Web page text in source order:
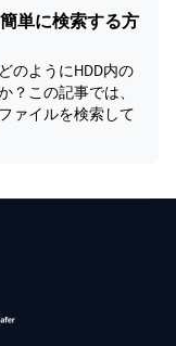
単に検索する方
のようにHDD内の
？この記事では、
ァイルを検索して